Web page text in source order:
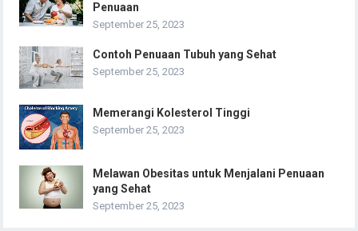
Penuaan
September 25, 2023
Contoh Penuaan Tubuh yang Sehat
September 25, 2023
Memerangi Kolesterol Tinggi
September 25, 2023
Melawan Obesitas untuk Menjalani Penuaan
yang Sehat
September 25, 2023